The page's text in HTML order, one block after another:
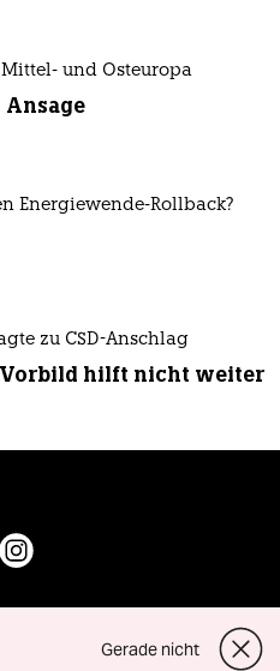
und Osteuropa
Energiewende-Rollback?
zu CSD-Anschlag
Vorbild hilft nicht weiter
Gerade nicht